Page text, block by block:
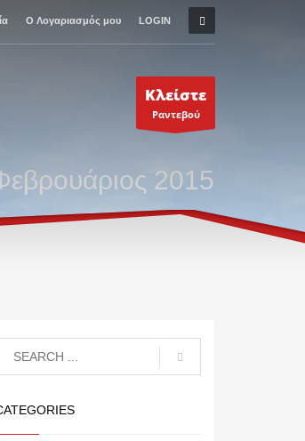
Ο Λογαριασμός μου LOGIN
Κλείστε
Ραντεβού
2015